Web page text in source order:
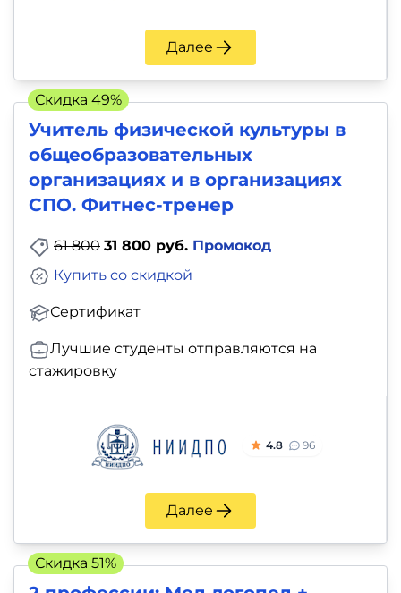
Далее
Учитель физической культуры в
общеобразовательных
организациях и в организациях
СПО. Фитнес-тренер
61 800 31 800 руб. Промокод
Сертификат
Купить со скидкой
Лучшие студенты отправляются на
стажировку
4.8 96
Далее
Скидка 49%
Скидка 51%